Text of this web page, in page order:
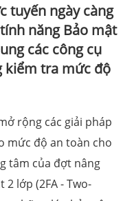
tuyến ngày càng
năng Bảo mật
các công cụ
kiểm tra mức độ
rộng các giải pháp
mức độ an toàn cho
tâm của đợt nâng
lớp (2FA - Two-